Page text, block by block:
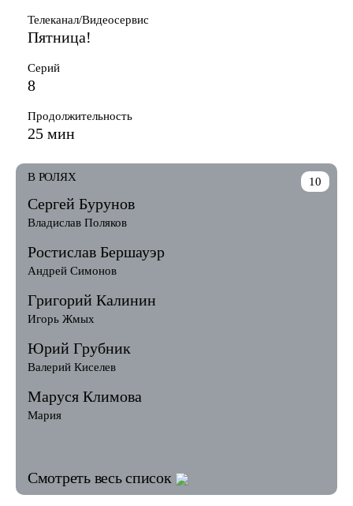
Телеканал/Видеосервис
Пятница!
Серий
8
Продолжительность
25 мин
10
В РОЛЯХ
Сергей Бурунов
Владислав Поляков
Ростислав Бершауэр
Андрей Симонов
Григорий Калинин
Игорь Жмых
Юрий Грубник
Валерий Киселев
Маруся Климова
Мария
Смотреть весь список